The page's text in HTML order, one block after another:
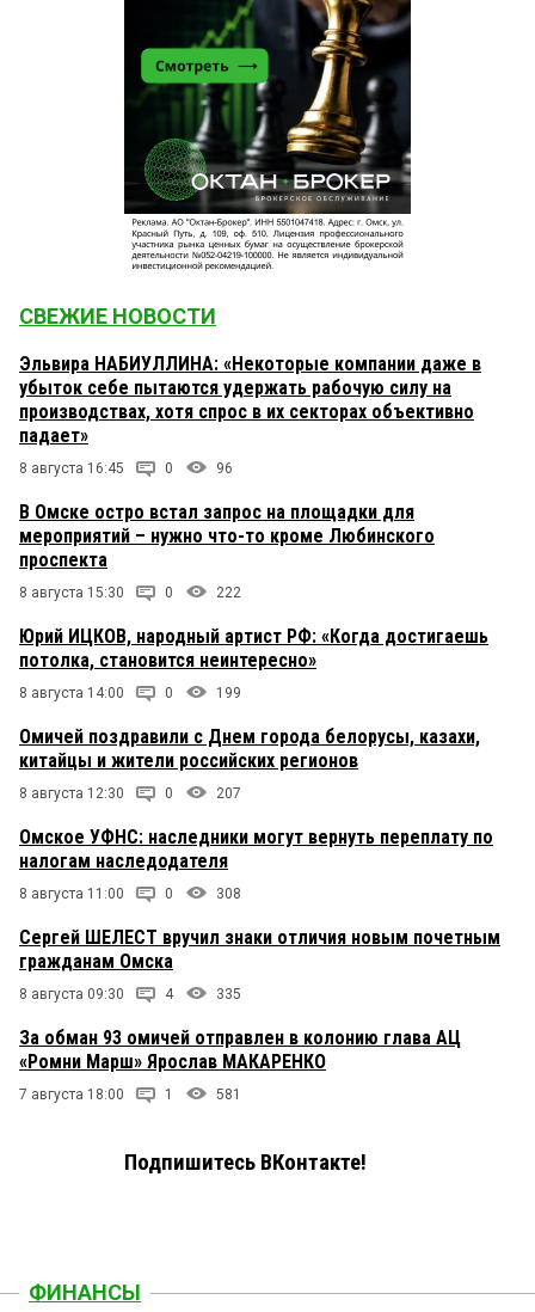
СВЕЖИЕ НОВОСТИ
Эльвира НАБИУЛЛИНА: «Некоторые компании даже в
убыток себе пытаются удержать рабочую силу на
производствах, хотя спрос в их секторах объективно
падает»
8 августа 16:45 0 96
В Омске остро встал запрос на площадки для
мероприятий – нужно что-то кроме Любинского
проспекта
8 августа 15:30 0 222
Юрий ИЦКОВ, народный артист РФ: «Когда достигаешь
потолка, становится неинтересно»
8 августа 14:00 0 199
Омичей поздравили с Днем города белорусы, казахи,
китайцы и жители российских регионов
8 августа 12:30 0 207
Омское УФНС: наследники могут вернуть переплату по
налогам наследодателя
8 августа 11:00 0 308
Сергей ШЕЛЕСТ вручил знаки отличия новым почетным
гражданам Омска
8 августа 09:30 4 335
За обман 93 омичей отправлен в колонию глава АЦ
«Ромни Марш» Ярослав МАКАРЕНКО
7 августа 18:00 1 581
Подпишитесь ВКонтакте!
ФИНАНСЫ